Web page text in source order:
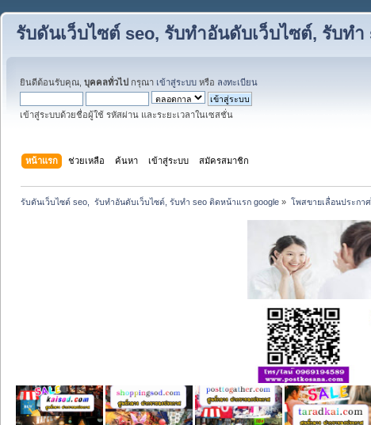
รับดันเว็บไซต์ seo, รับทำอันดับเว็บไซต์, รับท
ยินดีต้อนรับคุณ, บุคคลทั่วไป กรุณา เข้าสู่ระบบ หรือ ลงทะเบียน
เข้าสู่ระบบด้วยชื่อผู้ใช้ รหัสผ่าน และระยะเวลาในเซสชั่น
หน้าแรก ช่วยเหลือ ค้นหา เข้าสู่ระบบ สมัครสมาชิก
รับดันเว็บไซต์ seo,  รับทำอันดับเว็บไซต์, รับทำ seo ติดหน้าแรก google » โพสขายเลื่อนประกา